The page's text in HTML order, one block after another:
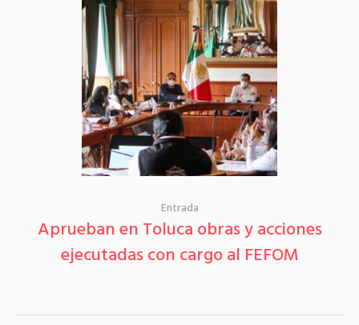
Entrada
Aprueban en Toluca obras y acciones
ejecutadas con cargo al FEFOM